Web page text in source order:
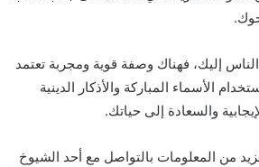
إليك، فهناك وصفة قوية ومجربة تعتمد
الأسماء المباركة والأذكار الدينية
والسعادة إلى حياتك.
من المعلومات بالتواصل مع أحد الشيوخ